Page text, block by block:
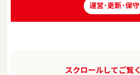
運営･更新･保守